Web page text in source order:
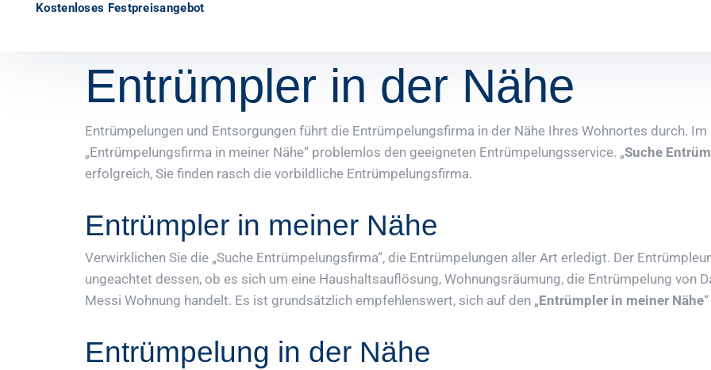
Kostenloses Festpreisangebot
Entrümpler in der Nähe
Entrümpelungen und Entsorgungen führt die Entrümpelungsfirma in der Nähe Ihres Wohnortes durch.
„Entrümpelungsfirma in meiner Nähe“ problemlos den geeigneten Entrümpelungsservice. „Suche
erfolgreich, Sie finden rasch die vorbildliche Entrümpelungsfirma.
Entrümpler in meiner Nähe
Verwirklichen Sie die „Suche Entrümpelungsfirma“, die Entrümpelungen aller Art erledigt. Der
ungeachtet dessen, ob es sich um eine Haushaltsauflösung, Wohnungsräumung, die Entrümpelung von
Messi Wohnung handelt. Es ist grundsätzlich empfehlenswert, sich auf den „Entrümpler in meiner Nähe
Entrümpelung in der Nähe